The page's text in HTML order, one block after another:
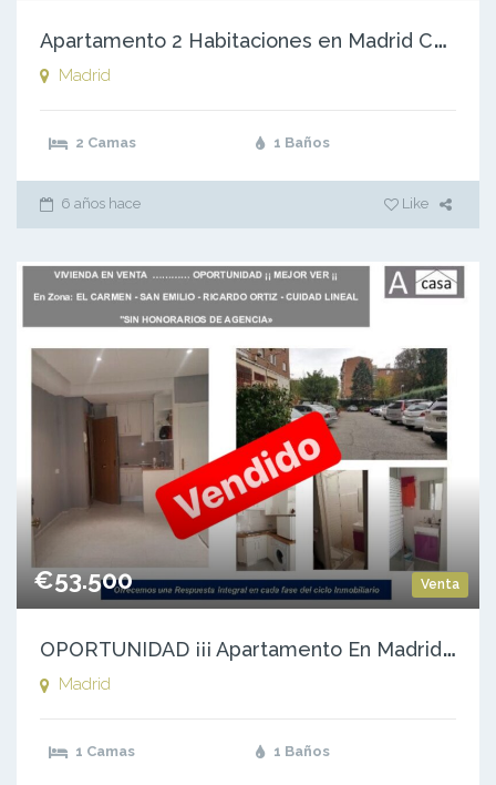
A
partamento 2 Habitaciones en Madrid Capital — zona: Pueblo Nuevo – Ventas – Ascao
Madrid
2 Camas 1 Baños
6 años hace Like
Venta
€53.500
O
PORTUNIDAD ¡¡¡ Apartamento En Madrid Capital – zona: EL CARMEN – SAN EMILIO – RICARDO ORTIZ – CUIDAD LINEAL
Madrid
1 Camas 1 Baños